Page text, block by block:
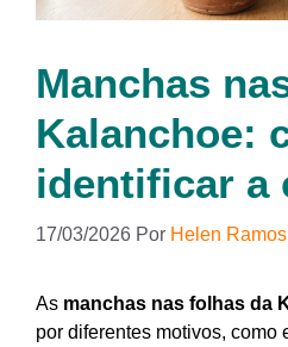
Manchas
Kalanchoe:
identificar a
17/03/2026 Por Helen Ramos
As manchas nas folhas da
por diferentes motivos, como